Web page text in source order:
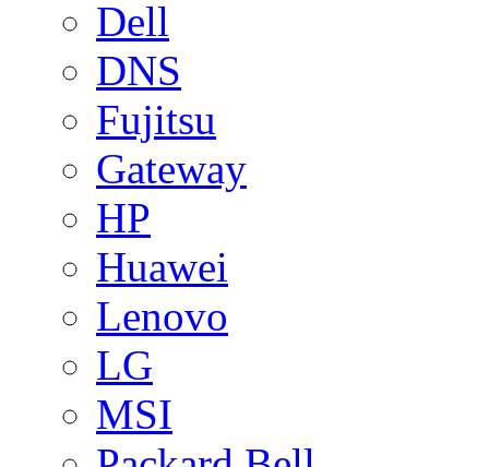
Dell
DNS
Fujitsu
Gateway
HP
Huawei
Lenovo
LG
MSI